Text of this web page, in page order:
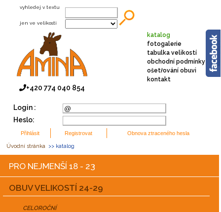
+420 774 040 854
vyhledej v textu
jen ve velikosti
Login :
Heslo:
Úvodní stránka >> katalog
katalog
fotogalerie
tabulka velikostí
obchodní podmínky
ošetřování obuvi
kontakt
PRO NEJMENŠÍ 18 - 23
OBUV VELIKOSTÍ 24-29
CELOROČNÍ